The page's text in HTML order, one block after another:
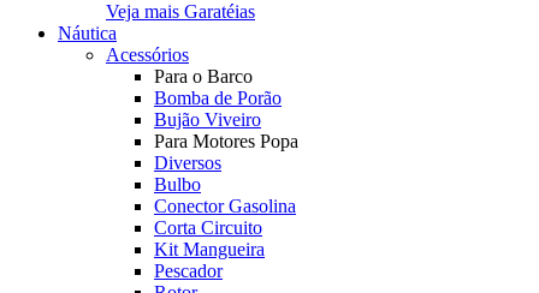
Veja mais Garatéias
Náutica
Acessórios
Para o Barco
Bomba de Porão
Bujão Viveiro
Para Motores Popa
Diversos
Bulbo
Conector Gasolina
Corta Circuito
Kit Mangueira
Pescador